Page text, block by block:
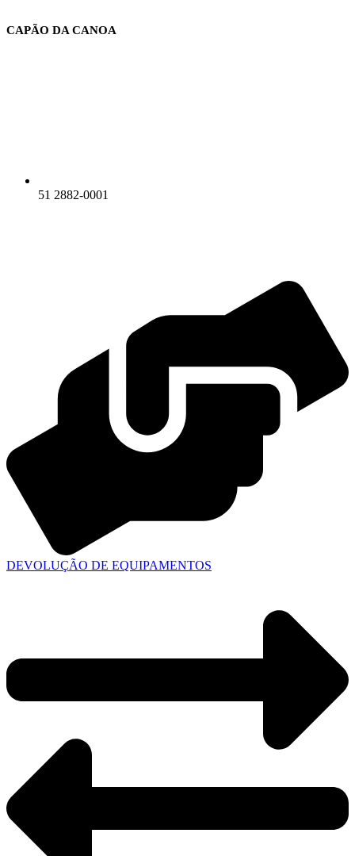
para
CAPÃO DA CANOA
51 2882-0001
DEVOLUÇÃO DE EQUIPAMENTOS